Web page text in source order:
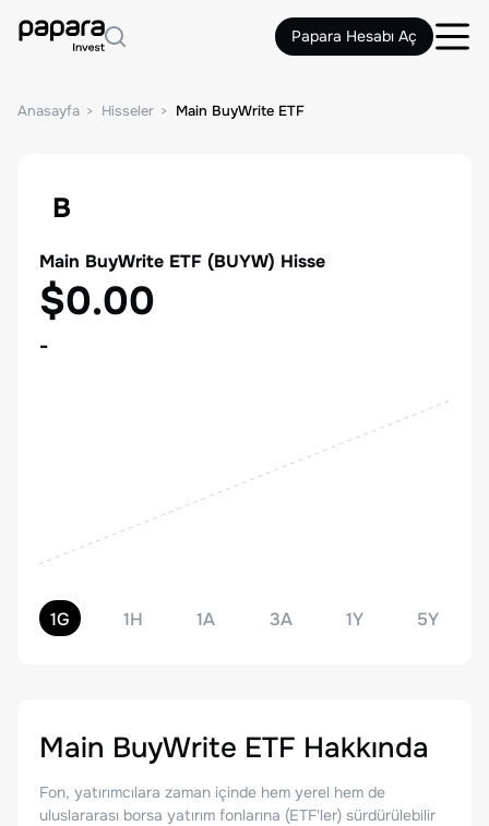
Papara Hesabı Aç
Anasayfa Hisseler Main BuyWrite ETF
B
Main BuyWrite ETF (BUYW) Hisse
$0.00
-
1G 1H 1A 3A 1Y 5Y
Main BuyWrite ETF Hakkında
Fon, yatırımcılara zaman içinde hem yerel hem de
uluslararası borsa yatırım fonlarına (ETF'ler) sürdürülebilir